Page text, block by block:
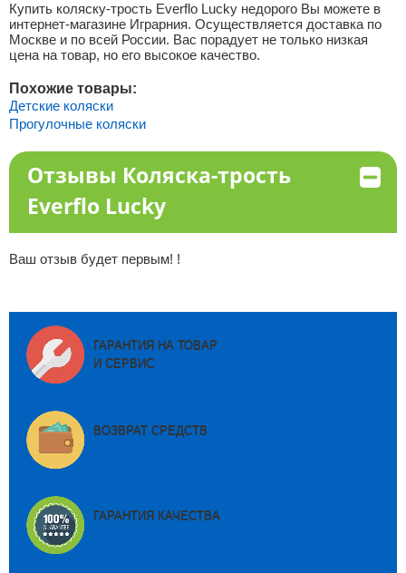
Купить коляску-трость Everflo Lucky недорого Вы можете в
интернет-магазине Играрния. Осуществляется доставка по
Москве и по всей России. Вас порадует не только низкая
цена на товар, но его высокое качество.
Похожие товары:
Детские коляски
Прогулочные коляски
Отзывы Коляска-трость
Everflo Lucky
Ваш отзыв будет первым! !
ГАРАНТИЯ НА ТОВАР
И СЕРВИС
ВОЗВРАТ СРЕДСТВ
ГАРАНТИЯ КАЧЕСТВА